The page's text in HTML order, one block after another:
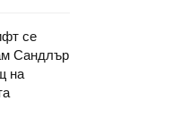
се
Сандлър
на